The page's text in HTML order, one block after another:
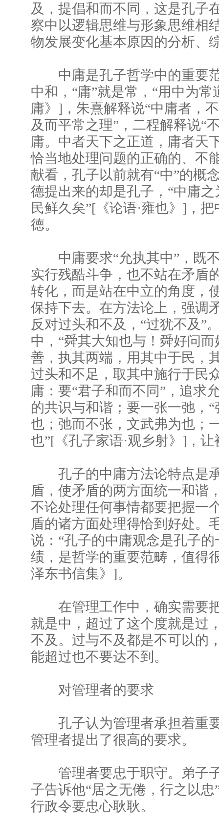
及，提倡和而不同，这是孔子
察中以逻辑思维与形象思维相
物发展变化基本原因的分析、
中庸是孔子哲学中的重要范
中和，“庸”就是常，“用中为常
庸》]，朱熹解释说“中庸者，
及而平常之理”，二程解释说“
庸。中者天下之正道，庸者天
恰当地处理问题的正确的、不
献看，孔子以前就有“中”的概
德提出来的却是孔子，“中庸
民鲜久矣”[《论语·雍也》]，
德。
中庸要求“允执其中”，既
实行残酷斗争，也不站在矛盾
转化，而是站在中立的角度，
保持下去。在方法论上，强调
反对过头和不及，“过犹不及”
中，“舜其大知也与！舜好问
善，执其两端，用其中于民，
过头和不足，取其中施行于民
庸：要“君子和而不同”，追求
的共识与和谐；要一张一弛，
也；弛而不张，文武弗为也；
也”[《孔子家语·观乡射》]，
孔子的中庸方法论特点是
盾，使矛盾的两方面统一和谐
不论处理任何事情都要把握一
盾的诸方面处理得恰到好处。
说：“孔子的中庸观念是孔子
绩，是哲学的重要范畴，值得
泽东书信集》]。
在管理工作中，确实需要
就是中，超过了这个度就是过
不及。过与不及都是不可以的
能超过也不要达不到。
对管理者的要求
孔子认为管理者承担着重
管理者提出了很高的要求。
管理者要忠于职守。弟子
子告诉他“居之无倦，行之以
行政令要忠心耿耿。